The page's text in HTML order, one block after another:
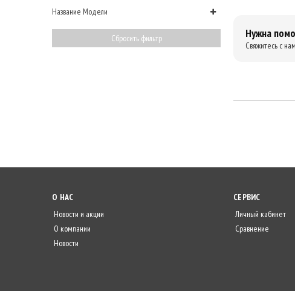
Название Модели
Сбросить фильтр Нужна
Свяжитесь с
О НАС
Новости и акции
О компании
Новости
СЕРВИС
Личный кабинет
Сравнение